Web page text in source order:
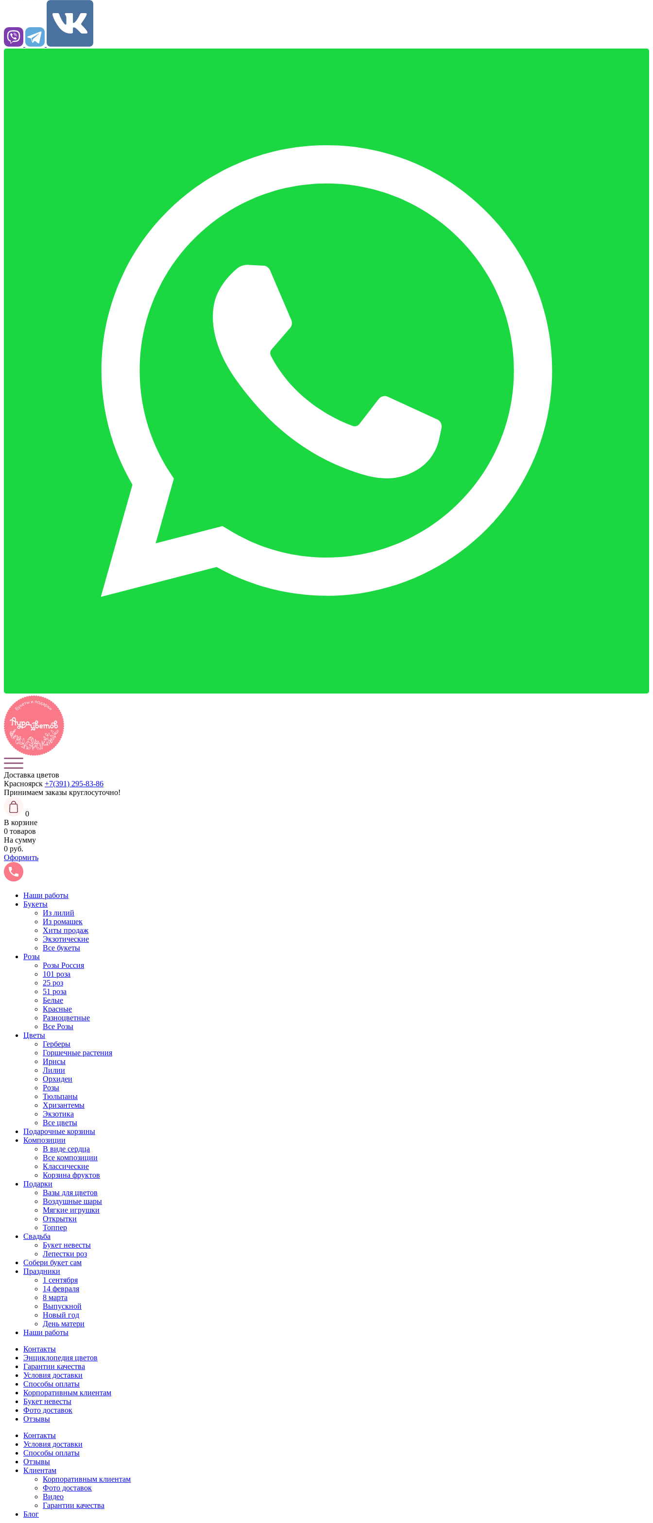
Доставка цветов
Красноярск +7(391) 295-83-86
Принимаем заказы круглосуточно!
0
В корзине
0 товаров
На сумму
0 руб.
Оформить
Наши работы
Букеты
Из лилий
Из ромашек
Хиты продаж
Экзотические
Все букеты
Розы
Розы Россия
101 роза
25 роз
51 роза
Белые
Красные
Разноцветные
Все Розы
Цветы
Герберы
Горшечные растения
Ирисы
Лилии
Орхидеи
Розы
Тюльпаны
Хризантемы
Экзотика
Все цветы
Подарочные корзины
Композиции
В виде сердца
Все композиции
Классические
Корзина фруктов
Подарки
Вазы для цветов
Воздушные шары
Мягкие игрушки
Открытки
Топпер
Свадьба
Букет невесты
Лепестки роз
Собери букет сам
Праздники
1 сентября
14 февраля
8 марта
Выпускной
Новый год
День матери
Наши работы
Контакты
Энциклопедия цветов
Гарантии качества
Условия доставки
Способы оплаты
Корпоративным клиентам
Букет невесты
Фото доставок
Отзывы
Контакты
Условия доставки
Способы оплаты
Отзывы
Клиентам
Корпоративным клиентам
Фото доставок
Видео
Гарантии качества
Блог